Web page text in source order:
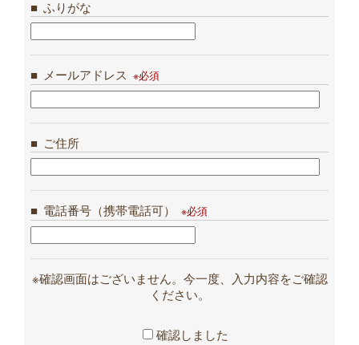
ふりがな
メールアドレス
ご住所
電話番号（携帯電話可）
※確認画面はございません。今一度、入力内容をご確認
ください。
確認しました